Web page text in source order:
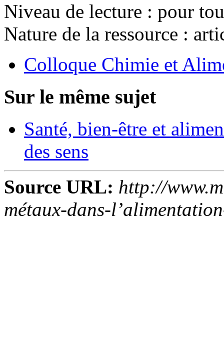
Niveau de lecture : pour
Nature de la ressource :
Colloque Chimie et
Sur le même sujet
Santé, bien-être et
des sens
Source URL: http://
métaux-dans-